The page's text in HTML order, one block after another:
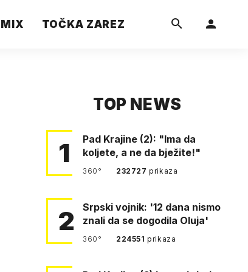
TOČKA ZAREZ
TOP NEWS
1
Pad Krajine (2): "Ima da
koljete, a ne da bježite!"
360° 232727prikaza
2
Srpski vojnik: '12 dana nismo
znali da se dogodila Oluja'
360° 224551prikaza